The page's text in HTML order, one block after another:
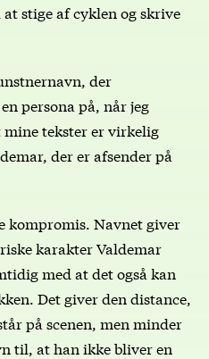
stige af cyklen og skrive
der
persona på, når jeg
tekster er virkelig
der er afsender på
kompromis. Navnet giver
karakter Valdemar
med at det også kan
Det giver den distance,
på scenen, men minder
til, at han ikke bliver en